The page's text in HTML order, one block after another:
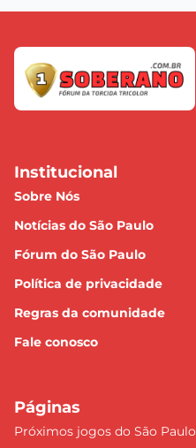
Institucional
Sobre Nós
Notícias do São Paulo
Fórum do São Paulo
Política de privacidade
Regras da comunidade
Fale conosco
Páginas
Próximos jogos do São Paulo